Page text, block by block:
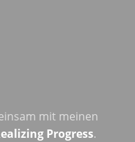
mit meinen
Progress.